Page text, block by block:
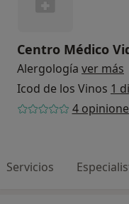
Centro Médico
Alergología ver más
Icod de los Vinos 1
4
Servicios